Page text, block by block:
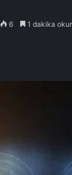
6 1 dakika